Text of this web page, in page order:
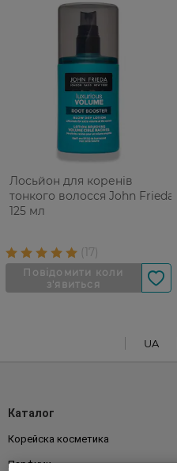
Лосьйон для коренів
тонкого волосся John Frieda
125 мл
UA
Каталог
Корейска косметика
Парфуми